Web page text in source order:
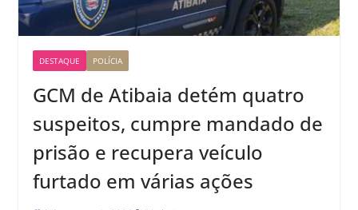
DESTAQUE POLÍCIA
GCM de Atibaia detém quatro
suspeitos, cumpre mandado de
prisão e recupera veículo
furtado em várias ações